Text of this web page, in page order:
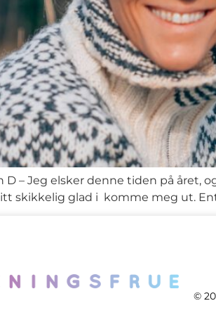
D – Jeg elsker denne tiden på året,
skikkelig glad i komme meg ut.
©